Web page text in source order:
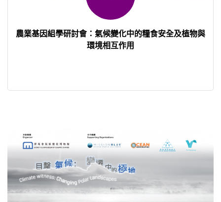
農業基因組學研討會：氣候變化中的糧食安全及植物與
環境相互作用